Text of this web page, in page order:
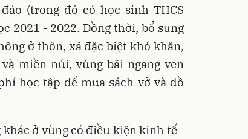
(trong đó có học sinh THCS
2021 - 2022. Đồng thời, bổ sung
ở thôn, xã đặc biệt khó khăn,
miền núi, vùng bãi ngang ven
học tập để mua sách vở và đồ
ở vùng có điều kiện kinh tế -